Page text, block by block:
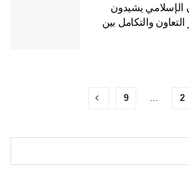
الإسلامي يشيدون
والتكامل بين
2
9